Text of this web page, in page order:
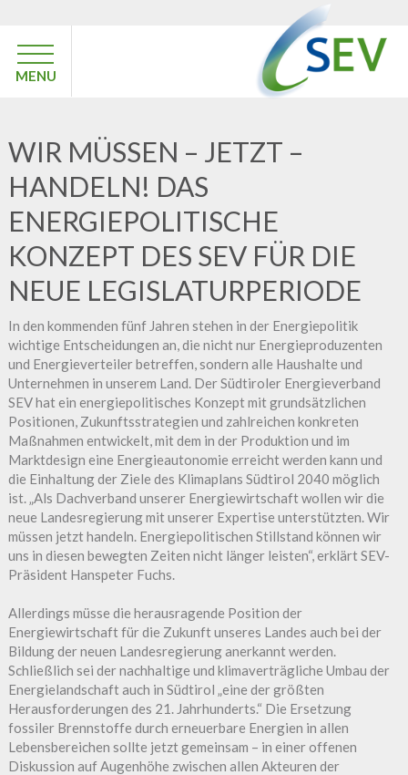
MENU
WIR MÜSSEN – JETZT –
HANDELN! DAS
ENERGIEPOLITISCHE
KONZEPT DES SEV FÜR DIE
NEUE LEGISLATURPERIODE
In den kommenden fünf Jahren stehen in der Energiepolitik
wichtige Entscheidungen an, die nicht nur Energieproduzenten
und Energieverteiler betreffen, sondern alle Haushalte und
Unternehmen in unserem Land. Der Südtiroler Energieverband
SEV hat ein energiepolitisches Konzept mit grundsätzlichen
Positionen, Zukunftsstrategien und zahlreichen konkreten
Maßnahmen entwickelt, mit dem in der Produktion und im
Marktdesign eine Energieautonomie erreicht werden kann und
die Einhaltung der Ziele des Klimaplans Südtirol 2040 möglich
ist. „Als Dachverband unserer Energiewirtschaft wollen wir die
neue Landesregierung mit unserer Expertise unterstützten. Wir
müssen jetzt handeln. Energiepolitischen Stillstand können wir
uns in diesen bewegten Zeiten nicht länger leisten“, erklärt SEV-
Präsident Hanspeter Fuchs.
Allerdings müsse die herausragende Position der
Energiewirtschaft für die Zukunft unseres Landes auch bei der
Bildung der neuen Landesregierung anerkannt werden.
Schließlich sei der nachhaltige und klimaverträgliche Umbau der
Energielandschaft auch in Südtirol „eine der größten
Herausforderungen des 21. Jahrhunderts.“ Die Ersetzung
fossiler Brennstoffe durch erneuerbare Energien in allen
Lebensbereichen sollte jetzt gemeinsam – in einer offenen
Diskussion auf Augenhöhe zwischen allen Akteuren der